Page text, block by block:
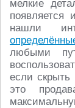
мелкие
появляется
нашли
любыми
если скрыть
это